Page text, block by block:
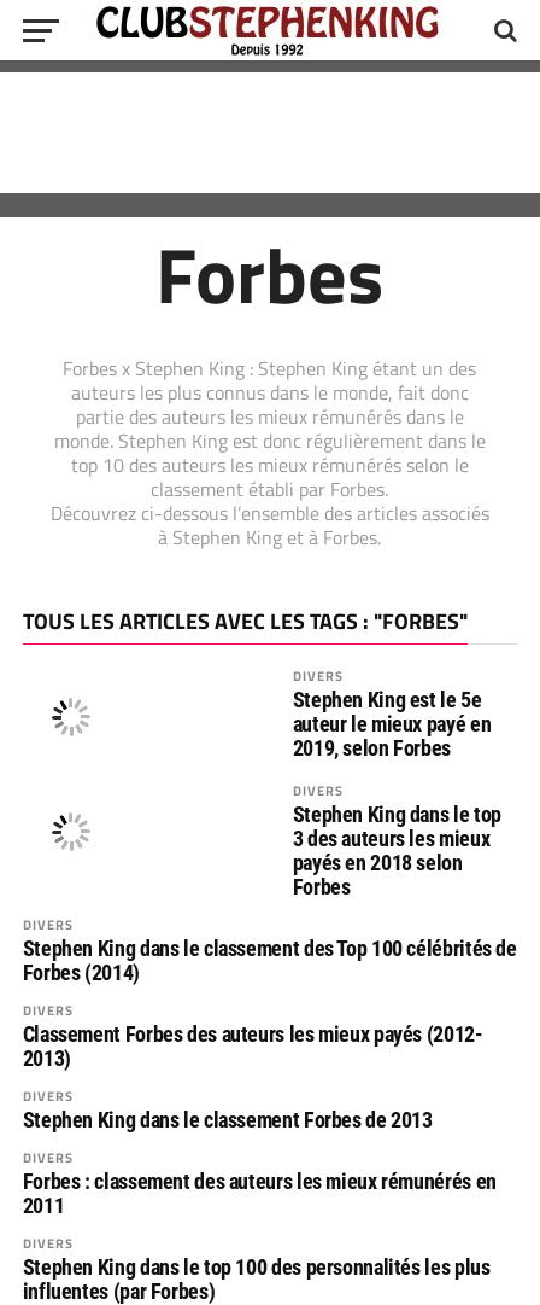
Forbes
Forbes x Stephen King : Stephen King étant un des
auteurs les plus connus dans le monde, fait donc
partie des auteurs les mieux rémunérés dans le
monde. Stephen King est donc régulièrement dans le
top 10 des auteurs les mieux rémunérés selon le
classement établi par Forbes.
Découvrez ci-dessous l’ensemble des articles associés
à Stephen King et à Forbes.
TOUS LES ARTICLES AVEC LES TAGS : "FORBES"
DIVERS
Stephen King est le 5e
auteur le mieux payé en
2019, selon Forbes
DIVERS
Stephen King dans le top
3 des auteurs les mieux
payés en 2018 selon
Forbes
DIVERS
Stephen King dans le classement des Top 100 célébrités de
Forbes (2014)
DIVERS
Classement Forbes des auteurs les mieux payés (2012-
2013)
DIVERS
Stephen King dans le classement Forbes de 2013
DIVERS
Forbes : classement des auteurs les mieux rémunérés en
2011
DIVERS
Stephen King dans le top 100 des personnalités les plus
influentes (par Forbes)